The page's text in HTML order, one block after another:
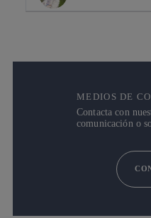
MEDIOS DE
Contacta con
comunicación o